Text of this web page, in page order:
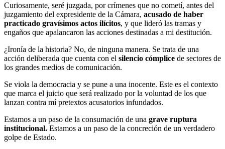
Curiosamente, seré juzgada, por crímenes que no cometí, antes del
juzgamiento del expresidente de la Cámara, acusado de haber
practicado gravísimos actos ilícitos, y que lideró las tramas y
engaños que apalancaron las acciones destinadas a mi destitución.
¿Ironía de la historia? No, de ninguna manera. Se trata de una
acción deliberada que cuenta con el silencio cómplice de sectores de
los grandes medios de comunicación.
Se viola la democracia y se pune a una inocente. Este es el contexto
que marca el juicio que será realizado por la voluntad de los que
lanzan contra mí pretextos acusatorios infundados.
Estamos a un paso de la consumación de una grave ruptura
institucional. Estamos a un paso de la concreción de un verdadero
golpe de Estado.